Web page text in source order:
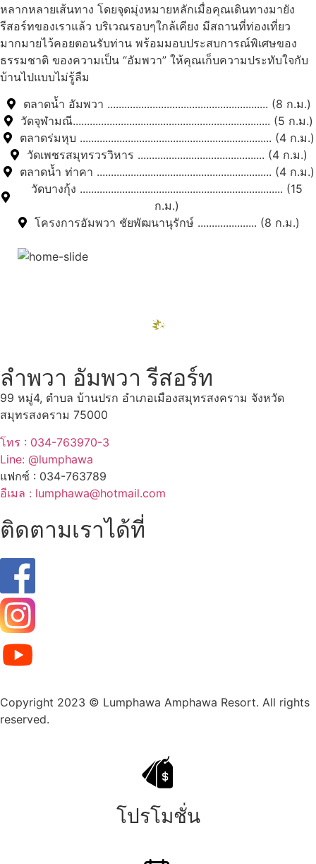
หลากหลายเส้นทาง โดยจุดมุ่งหมายหลักเมื่อคุณเดินทางมายัง
รีสอร์ทของเราแล้ว บริเวณรอบๆใกล้เคียง มีสถานที่ท่องเที่ยว
มากมายไว้คอยตอนรับท่าน พร้อมมอบประสบการณ์พิเศษของ
ธรรมชาติ ของความเป็น “อัมพวา” ให้คุณเก็บความประทับใจกับ
บ้านไปแบบไม่รู้ลืม
ตลาดน้ำ อัมพวา ......................................................... (8 ก.ม.)
วัดจุฬามณี...................................................................... (5 ก.ม.)
ตลาดร่มหุบ .................................................................... (4 ก.ม.)
วัดเพชรสมุทรวรวิหาร ............................................. (4 ก.ม.)
ตลาดน้ำ ท่าคา .............................................................. (4 ก.ม.)
วัดบางกุ้ง ........................................................................ (15
ก.ม.)
โครงการอัมพวา ชัยพัฒนานุรักษ์ ..................... (8 ก.ม.)
ลำพวา อัมพวา รีสอร์ท
99 หมู่4, ตำบล บ้านปรก อำเภอเมืองสมุทรสงคราม จังหวัด
สมุทรสงคราม 75000
โทร : 034-763970-3
Line: @lumphawa
แฟกซ์ : 034-763789
อีเมล : lumphawa@hotmail.com
ติดตามเราได้ที่
Copyright 2023 © Lumphawa Amphawa Resort. All rights
reserved.
โปรโมชั่น